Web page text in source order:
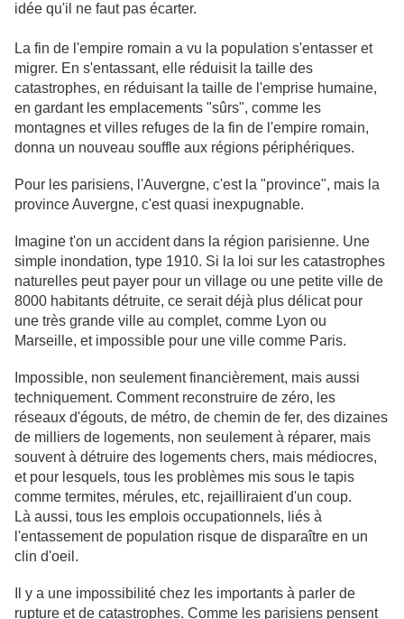
idée qu'il ne faut pas écarter.
La fin de l'empire romain a vu la population s'entasser et
migrer. En s'entassant, elle réduisit la taille des
catastrophes, en réduisant la taille de l'emprise humaine,
en gardant les emplacements "sûrs", comme les
montagnes et villes refuges de la fin de l'empire romain,
donna un nouveau souffle aux régions périphériques.
Pour les parisiens, l'Auvergne, c'est la "province", mais la
province Auvergne, c'est quasi inexpugnable.
Imagine t'on un accident dans la région parisienne. Une
simple inondation, type 1910. Si la loi sur les catastrophes
naturelles peut payer pour un village ou une petite ville de
8000 habitants détruite, ce serait déjà plus délicat pour
une très grande ville au complet, comme Lyon ou
Marseille, et impossible pour une ville comme Paris.
Impossible, non seulement financièrement, mais aussi
techniquement. Comment reconstruire de zéro, les
réseaux d'égouts, de métro, de chemin de fer, des dizaines
de milliers de logements, non seulement à réparer, mais
souvent à détruire des logements chers, mais médiocres,
et pour lesquels, tous les problèmes mis sous le tapis
comme termites, mérules, etc, rejailliraient d'un coup.
Là aussi, tous les emplois occupationnels, liés à
l'entassement de population risque de disparaître en un
clin d'oeil.
Il y a une impossibilité chez les importants à parler de
rupture et de catastrophes. Comme les parisiens pensent